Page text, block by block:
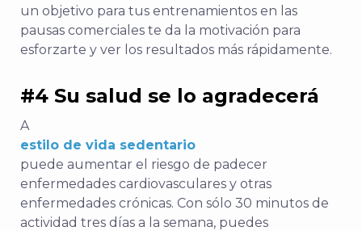
un objetivo para tus entrenamientos en las
pausas comerciales te da la motivación para
esforzarte y ver los resultados más rápidamente.
#4 Su salud se lo agradecerá
A
estilo de vida sedentario
puede aumentar el riesgo de padecer
enfermedades cardiovasculares y otras
enfermedades crónicas. Con sólo 30 minutos de
actividad tres días a la semana, puedes